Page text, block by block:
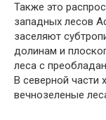
Также это
западных лесов
заселяют
долинам и
леса с
В северной части
вечнозеленые